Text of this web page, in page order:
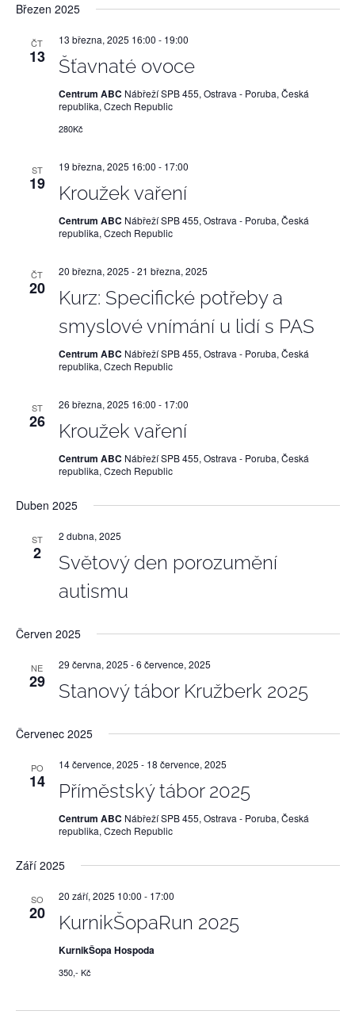
Březen 2025
ČT
13
13 března, 2025 16:00 - 19:00
Šťavnaté ovoce
Centrum ABC Nábřeží SPB 455, Ostrava - Poruba, Česká
republika, Czech Republic
280Kč
ST
19
19 března, 2025 16:00 - 17:00
Kroužek vaření
Centrum ABC Nábřeží SPB 455, Ostrava - Poruba, Česká
republika, Czech Republic
ČT
20
20 března, 2025 -21 března, 2025
Kurz: Specifické potřeby a
smyslové vnímání u lidí s PAS
Centrum ABC Nábřeží SPB 455, Ostrava - Poruba, Česká
republika, Czech Republic
ST
26
26 března, 2025 16:00 - 17:00
Kroužek vaření
Centrum ABC Nábřeží SPB 455, Ostrava - Poruba, Česká
republika, Czech Republic
Duben 2025
ST
2
2 dubna, 2025
Světový den porozumění
autismu
Červen 2025
NE
29
29 června, 2025 -6 července, 2025
Stanový tábor Kružberk 2025
Červenec 2025
PO
14
14 července, 2025 - 18 července, 2025
Příměstský tábor 2025
Centrum ABC Nábřeží SPB 455, Ostrava - Poruba, Česká
republika, Czech Republic
Září 2025
SO
20
20 září, 2025 10:00 - 17:00
KurnikŠopaRun 2025
KurnikŠopa Hospoda
350,- Kč